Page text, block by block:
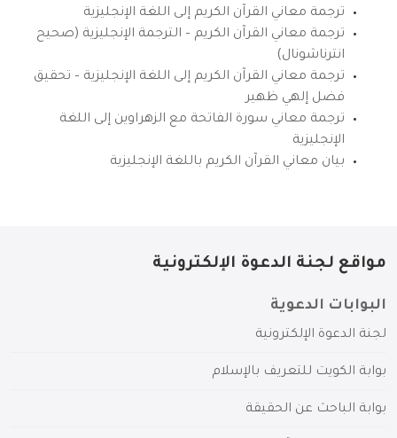
ترجمة معاني القرآن الكريم إلى اللغة الإنجليزية
ترجمة معاني القرآن الكريم – الترجمة الإنجليزية (صحيح
انترناشونال)
ترجمة معاني القرآن الكريم إلى اللغة الإنجليزية – تحقيق
فضل إلهي ظهير
ترجمة معاني سورة الفاتحة مع الزهراوين إلى اللغة
الإنجليزية
بيان معاني القرآن الكريم باللغة الإنجليزية
مواقع لجنة الدعوة الإلكترونية
البوابات الدعوية
لجنة الدعوة الإلكترونية
بوابة الكويت للتعريف بالإسلام
بوابة الباحث عن الحقيقة